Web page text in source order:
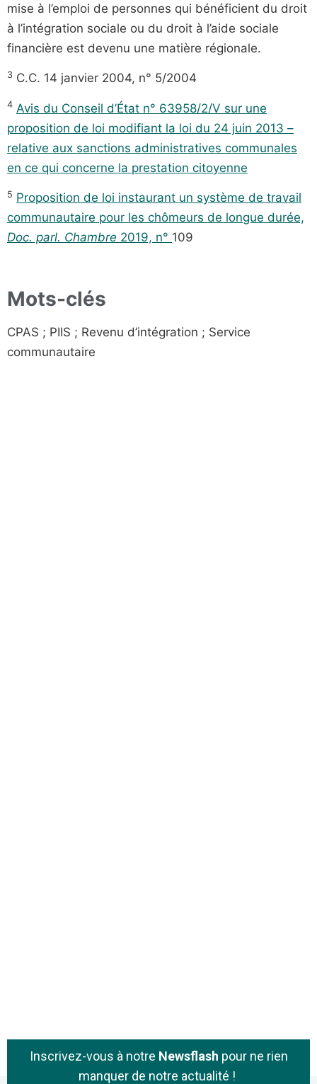
mise à l’emploi de personnes qui bénéficient du droit
à l’intégration sociale ou du droit à l’aide sociale
financière est devenu une matière régionale.
3 C.C. 14 janvier 2004, n° 5/2004
4 Avis du Conseil d’État n° 63958/2/V sur une
proposition de loi modifiant la loi du 24 juin 2013 –
relative aux sanctions administratives communales
en ce qui concerne la prestation citoyenne
5 Proposition de loi instaurant un système de travail
communautaire pour les chômeurs de longue durée,
Doc. parl. Chambre 2019, n° 109
Mots-clés
CPAS ; PIIS ; Revenu d’intégration ; Service
communautaire
Inscrivez-vous à notre Newsflash pour ne rien
manquer de notre actualité !